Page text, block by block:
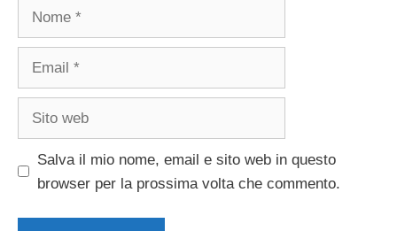
Salva il mio nome, email e sito web in questo
browser per la prossima volta che commento.